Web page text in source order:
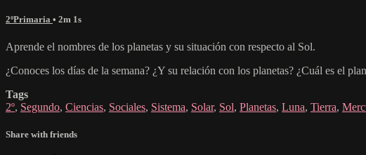
2ºPrimaria • 2m 1s
Aprende el nombres de los planetas y su situación con respecto al Sol.
¿Conoces los días de la semana? ¿Y su relación con los planetas? ¿Cuál es el
Tags
2º, Segundo, Ciencias, Sociales, Sistema, Solar, Sol, Planetas, Luna, Tierra,
Share with friends